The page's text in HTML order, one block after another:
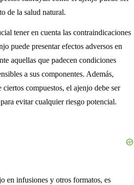
de la salud natural.
tener en cuenta las contraindicaciones
puede presentar efectos adversos en
aquellas que padecen condiciones
a sus componentes. Además,
compuestos, el ajenjo debe ser
evitar cualquier riesgo potencial.
en infusiones y otros formatos, es